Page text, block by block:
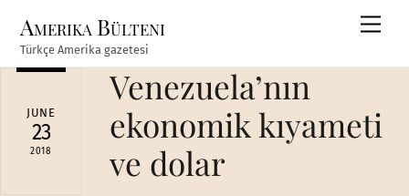
content
Amerika Bülteni
Türkçe Amerika gazetesi
JUNE
23
2018
Venezuela’nın
ekonomik kıyameti
ve dolar